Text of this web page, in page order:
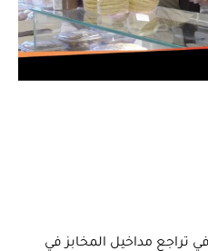
تراجع مداخيل المخابز في